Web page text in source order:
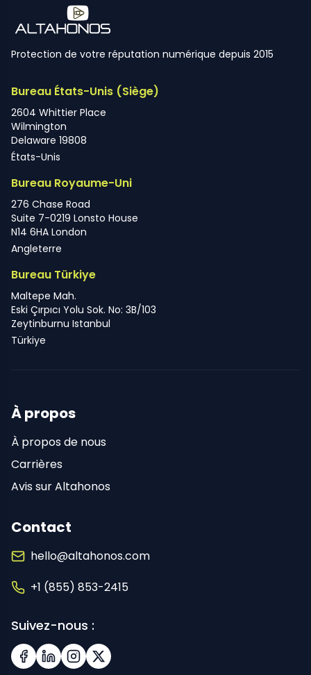
Protection de votre réputation numérique depuis 2015
Bureau États-Unis (Siège)
2604 Whittier Place
Wilmington
Delaware 19808
États-Unis
Bureau Royaume-Uni
276 Chase Road
Suite 7-0219 Lonsto House
N14 6HA London
Angleterre
Bureau Türkiye
Maltepe Mah.
Eski Çırpıcı Yolu Sok. No: 3B/103
Zeytinburnu Istanbul
Türkiye
À propos
À propos de nous
Carrières
Avis sur Altahonos
Contact
hello@altahonos.com
+1 (855) 853-2415
Suivez-nous :
Facebook
LinkedInInstagramX (Twitter)